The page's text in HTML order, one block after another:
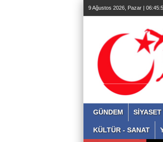
9 Ağustos 2026, Pazar |
GÜNDEM SİYASET
KÜLTÜR - SANAT